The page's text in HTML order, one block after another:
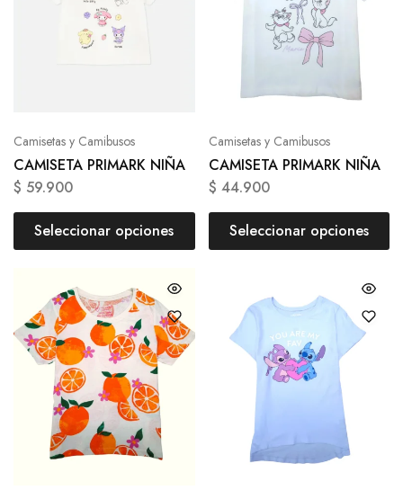
Camisetas y Camibusos
CAMISETA PRIMARK NIÑA
$ 59.900
Seleccionar opciones
Camisetas y Camibusos
CAMISETA PRIMARK NIÑA
$ 44.900
Seleccionar opciones